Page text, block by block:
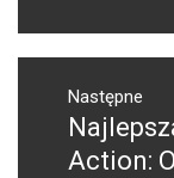
Następne
Następny
post:
Action: